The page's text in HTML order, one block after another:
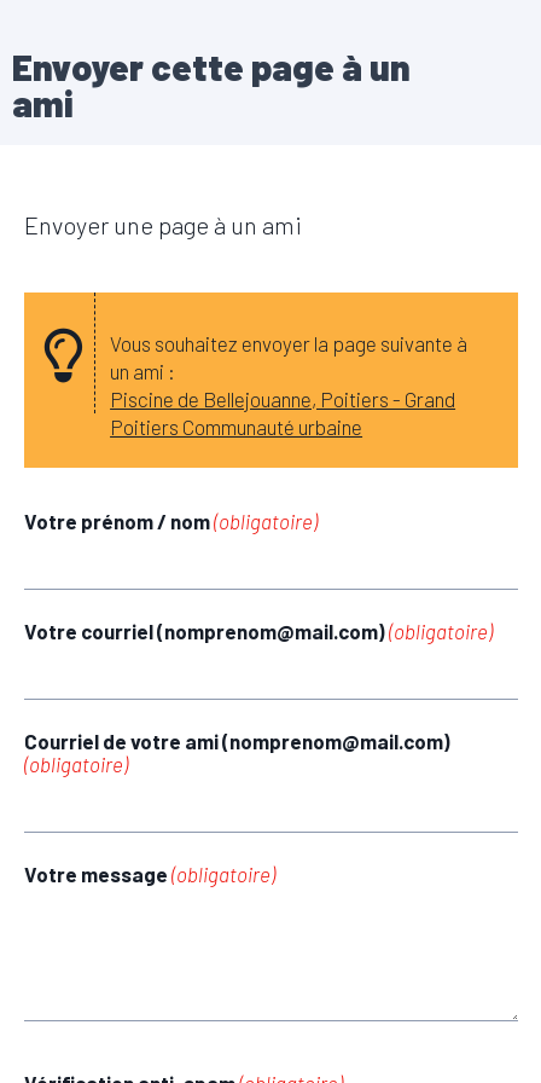
Envoyer cette page à un
ami
Envoyer une page à un ami
Vous souhaitez envoyer la page suivante à
un ami :
Piscine de Bellejouanne, Poitiers - Grand
Poitiers Communauté urbaine
Votre prénom / nom(obligatoire)
Votre courriel (nomprenom@mail.com)(obligatoire)
Courriel de votre ami (nomprenom@mail.com)
(obligatoire)
Votre message (obligatoire)